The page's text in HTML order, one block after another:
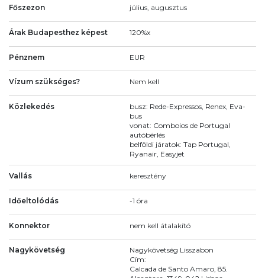
Főszezon július, augusztus
Árak Budapesthez képest 120%x
Pénznem EUR
Vízum szükséges? Nem kell
Közlekedés
busz: Rede-Expressos, Renex, Eva-
bus
vonat: Comboios de Portugal
autóbérlés
belföldi járatok: Tap Portugal,
Ryanair, Easyjet
Vallás keresztény
Időeltolódás -1 óra
Konnektor nem kell átalakító
Nagykövetség
Nagykövetség Lisszabon
Cím:
Calcada de Santo Amaro, 85.